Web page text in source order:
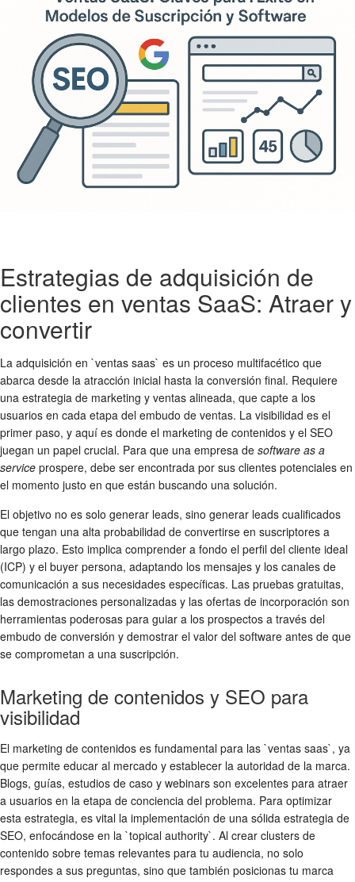
Estrategias de adquisición de
clientes en ventas SaaS: Atraer y
convertir
La adquisición en `ventas saas` es un proceso multifacético que
abarca desde la atracción inicial hasta la conversión final. Requiere
una estrategia de marketing y ventas alineada, que capte a los
usuarios en cada etapa del embudo de ventas. La visibilidad es el
primer paso, y aquí es donde el marketing de contenidos y el SEO
juegan un papel crucial. Para que una empresa de software as a
service prospere, debe ser encontrada por sus clientes potenciales en
el momento justo en que están buscando una solución.
El objetivo no es solo generar leads, sino generar leads cualificados
que tengan una alta probabilidad de convertirse en suscriptores a
largo plazo. Esto implica comprender a fondo el perfil del cliente ideal
(ICP) y el buyer persona, adaptando los mensajes y los canales de
comunicación a sus necesidades específicas. Las pruebas gratuitas,
las demostraciones personalizadas y las ofertas de incorporación son
herramientas poderosas para guiar a los prospectos a través del
embudo de conversión y demostrar el valor del software antes de que
se comprometan a una suscripción.
Marketing de contenidos y SEO para
visibilidad
El marketing de contenidos es fundamental para las `ventas saas`, ya
que permite educar al mercado y establecer la autoridad de la marca.
Blogs, guías, estudios de caso y webinars son excelentes para atraer
a usuarios en la etapa de conciencia del problema. Para optimizar
esta estrategia, es vital la implementación de una sólida estrategia de
SEO, enfocándose en la `topical authority`. Al crear clusters de
contenido sobre temas relevantes para tu audiencia, no solo
respondes a sus preguntas, sino que también posicionas tu marca